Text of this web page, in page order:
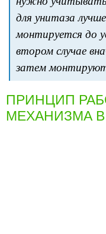
для унитаза
монтируется до
втором случае
затем
ПРИНЦИП
МЕХАНИЗМА В